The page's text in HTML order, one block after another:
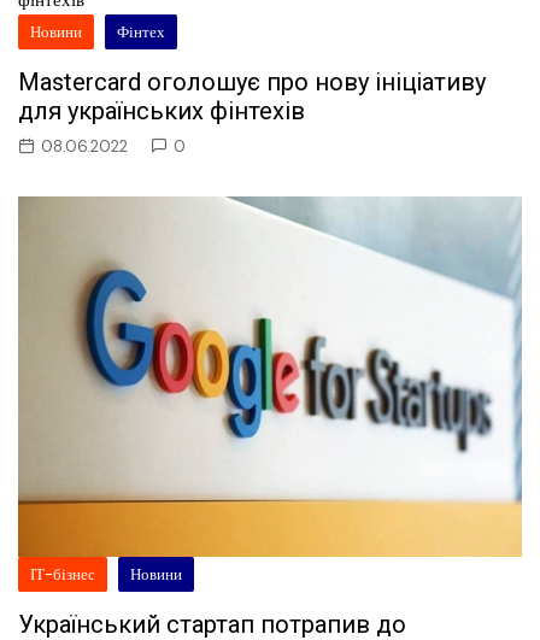
Новини Фінтех
Mastercard оголошує про нову ініціативу
для українських фінтехів
08.06.2022 0
ІТ-бізнес Новини
Український стартап потрапив до